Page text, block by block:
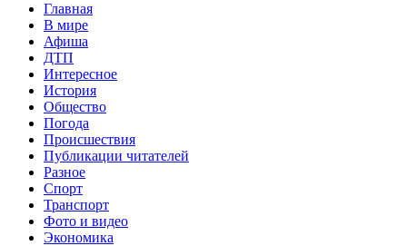
Главная
В мире
Афиша
ДТП
Интересное
История
Общество
Погода
Происшествия
Публикации читателей
Разное
Спорт
Транспорт
Фото и видео
Экономика